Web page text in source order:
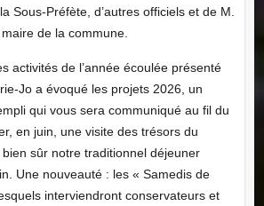
Sous-Préfète, d’autres officiels et de M.
de la commune.
activités de l’année écoulée présenté
Jo a évoqué les projets 2026, un
qui vous sera communiqué au fil du
en juin, une visite des trésors du
sûr notre traditionnel déjeuner
Une nouveauté : les « Samedis de
interviendront conservateurs et